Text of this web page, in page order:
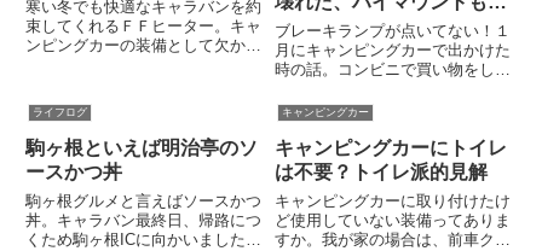
リ...
っ...
寒い冬でも快適なキャラバンを約
束してくれるＦＦヒーター。キャ
ンピングカーの装備として欠かす
ーの調子がイマイチでした。年末
年始のキャラバンに向け久しぶり
にスイッチをオンすると、ファ
ン...
ブレーキランプが点いてない！１
月にキャンピングカーで出かけた
時の話。コンビニで買い物をした
キランプが片方しか点いてない」
ブレーキを踏んでもらったところ
確かに左ストップランプが点灯
し...
ライフログ
駒ヶ根といえば明治亭のソ
ースかつ丼
駒ヶ根グルメと言えばソースかつ
丼。キャラバン最終日、帰路につ
くため駒ヶ根ICに向かいました
キャンピングカー
キャンピングカーにトイレ
は不要？トイレ派的見解
キャンピングカーに取り付けたけ
ど使用していない装備ってありま
すか。我が家の場合は、前車クレ